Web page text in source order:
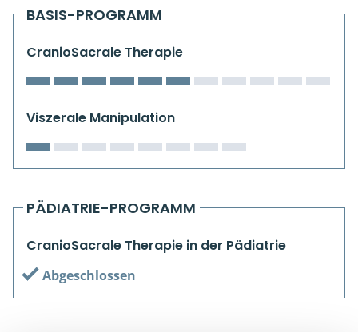
BASIS-PROGRAMM
CranioSacrale Therapie
Viszerale Manipulation
PÄDIATRIE-PROGRAMM
CranioSacrale Therapie in der Pädiatrie
Abgeschlossen
Kursorte mit Kursangeboten